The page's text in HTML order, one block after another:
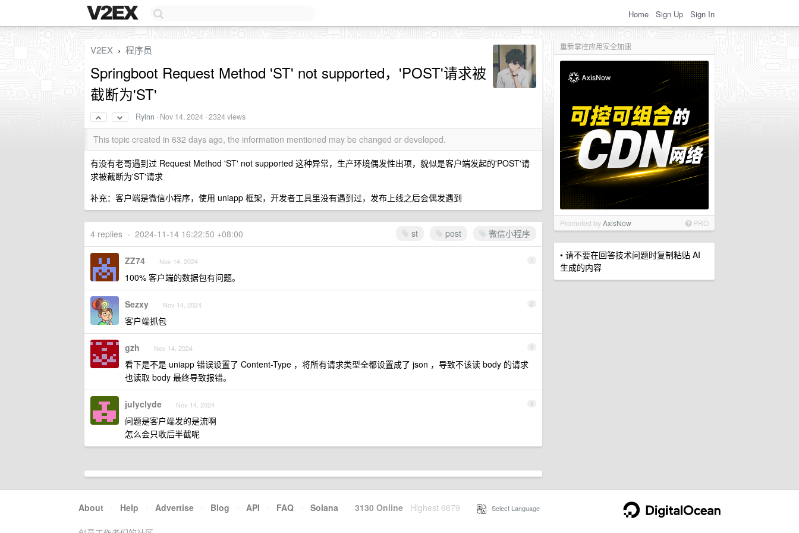
Home Sign Up Sign In
重新掌控应用安全加速
Promoted byAxisNow PRO
• 请不要在回答技术问题时复制粘贴 AI
生成的内容
V2EX › 程序员
Springboot Request Method 'ST' not supported，'POST'请求被
截断为'ST'
Ryinn · Nov 14, 2024 · 2324 views
This topic created in 632 days ago, the information mentioned may be changed or developed.
有没有老哥遇到过 Request Method 'ST' not supported 这种异常，生产环境偶发性出项，貌似是客户端发起的'POST'请
求被截断为'ST'请求
补充：客户端是微信小程序，使用 uniapp 框架，开发者工具里没有遇到过，发布上线之后会偶发遇到
st post 微信小程序
4 replies • 2024-11-14 16:22:50 +08:00
1
ZZ74 Nov 14, 2024
100% 客户端的数据包有问题。
2
Sezxy Nov 14, 2024
客户端抓包
3
gzh Nov 14, 2024
看下是不是 uniapp 错误设置了 Content-Type ，将所有请求类型全都设置成了 json ，导致不该读 body 的请求
也读取 body 最终导致报错。
4
julyclyde Nov 14, 2024
问题是客户端发的是流啊
怎么会只收后半截呢
About · Help · Advertise · Blog · API · FAQ · Solana · 3130 Online Highest 6679 Select Language